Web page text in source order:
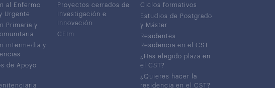
al Enfermo
Urgente
Primaria y
intermedia y
de Apoyo
Proyectos cerrados de
Investigación e
Innovación
CEIm
Ciclos formativos
Estudios de Postgrado
y Máster
Residentes
Residencia en el CST
¿Has elegido plaza en
el CST?
¿Quieres hacer la
residencia en el CST?